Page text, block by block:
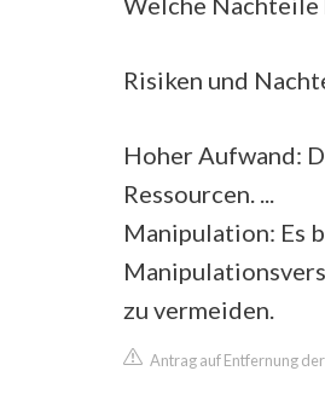
Risiken und
Hoher Aufwand:
Ressourcen. ...
Manipulation: Es
zu vermeiden.
Antrag auf Entfernung